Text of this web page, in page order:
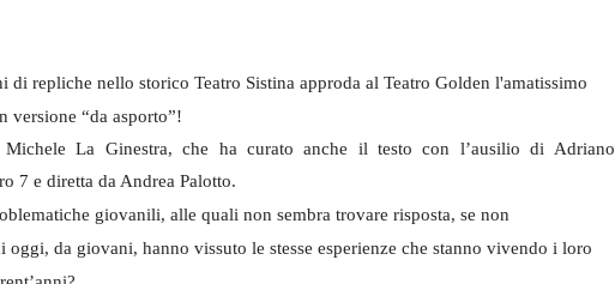
di repliche nello storico Teatro Sistina approda al Teatro Golden l'amatissimo
versione “da asporto”!
Michele La Ginestra, che ha curato anche il testo con l’ausilio di Adriano
7 e diretta da Andrea Palotto.
giovanili, alle quali non sembra trovare risposta, se non
da giovani, hanno vissuto le stesse esperienze che stanno vivendo i loro